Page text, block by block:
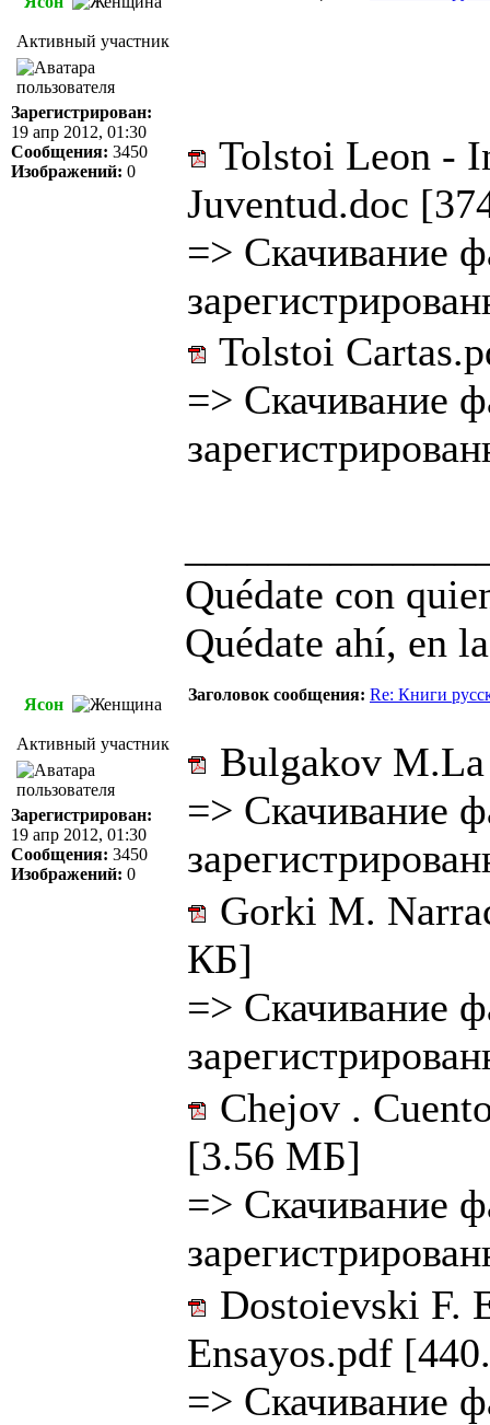
Активный участник
Зарегистрирован:
19 апр 2012, 01:30
Сообщения: 3450
Изображений: 0
Tolstoi Leon -
Juventud.doc
=> Скачивание
Tolstoi
=> Скачивание
Quédate con
Quédate ahí, en
Ясон
Заголовок сообщения: Re: Книги
Активный участник
Зарегистрирован:
19 апр 2012, 01:30
Сообщения: 3450
Изображений: 0
Bulgakov
=> Скачивание
Gorki M.
КБ]
=> Скачивание
Chejov .
[3.56 МБ]
=> Скачивание
Dostoievski F.
Ensayos.pdf
=> Скачивание